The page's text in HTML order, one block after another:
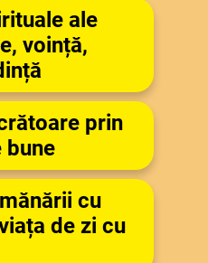
ale
voință,
prin
bune
cu
de zi cu